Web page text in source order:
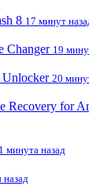
8 17 минут
Changer 19
Unlocker 20
Recovery for
минута назад